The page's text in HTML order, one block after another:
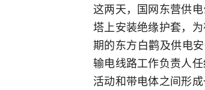
这两天，国网东营供
塔上安装绝缘护套，
期的东方白鹳及供电
输电线路工作负责人
活动和带电体之间形